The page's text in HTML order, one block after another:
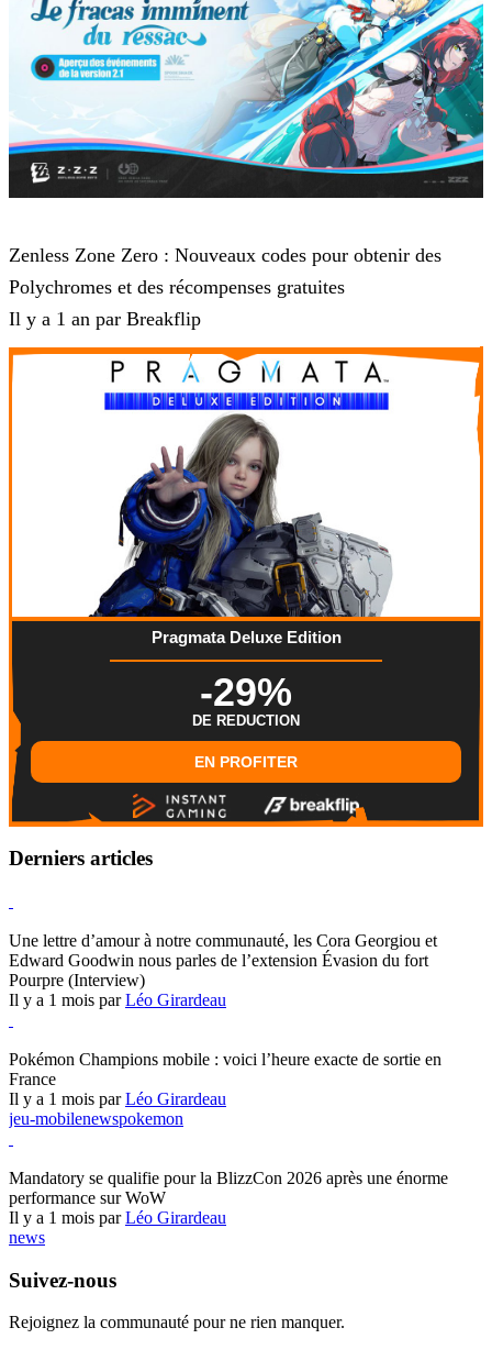
Zenless Zone Zero : Nouveaux codes pour obtenir des
Polychromes et des récompenses gratuites
Il y a 1 an par Breakflip
Pragmata Deluxe Edition
-29%
DE REDUCTION
EN PROFITER
Derniers articles
Une lettre d’amour à notre communauté, les Cora Georgiou et
Edward Goodwin nous parles de l’extension Évasion du fort
Pourpre (Interview)
Il y a 1 mois parLéo Girardeau
Pokémon Champions mobile : voici l’heure exacte de sortie en
France
Il y a 1 mois parLéo Girardeau
jeu-mobilenewspokemon
Mandatory se qualifie pour la BlizzCon 2026 après une énorme
performance sur WoW
Il y a 1 mois parLéo Girardeau
news
Suivez-nous
Rejoignez la communauté pour ne rien manquer.